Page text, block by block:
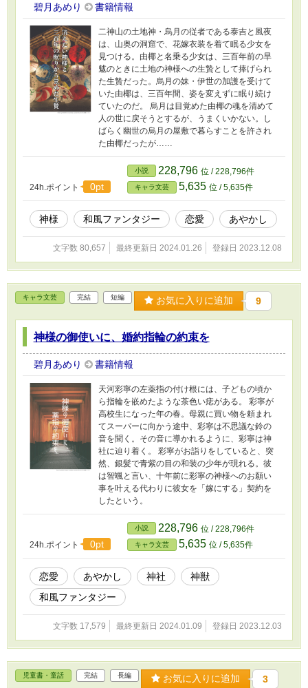
碧月あめり 書籍情報
二神山の土地神・烏月の従者である泰吉と風夜
は、山奥の洞窟で、花嫁衣装を着て眠る少女を
見つける。由椰と名乗る少女は、三百年前の旱
魃のときに土地の神様への生贄として捧げられ
た生贄だった。烏月の妹・伊世の加護を受けて
いた由椰は、三百年間、姿を変えずに眠り続け
ていたのだ。 烏月は目覚めた由椰の魂を清めて
人の世に戻そうとするが、うまくいかない。し
ばらく幽世の烏月の屋敷で暮らすことを許され
た由椰だったが……
24h.ポイント 0pt
小説 228,796 位 / 228,796件
キャラ文芸 5,635 位 / 5,635件
神様 和風ファンタジー 恋愛 あやかし
文字数 80,657 最終更新日 2024.01.26 登録日 2023.12.08
キャラ文芸 完結 短編 お気に入りに追加 9
神様の御使いに、婚約指輪の約束を
碧月あめり 書籍情報
天河彩寧の左薬指の付け根には、子どもの頃か
ら指輪を嵌めたような茶色い痣がある。 彩寧が
高校生になった年の春。母親に買い物を頼まれ
てスーパーに向かう途中、彩寧は不思議な鈴の
音を聞く。その音に導かれるように、彩寧は神
社に辿り着く。 彩寧がお詣りをしていると、突
然、銀髪で青紫の目の和装の少年が現れる。彼
は智颯と言い、十年前に彩寧の神様へのお願い
事を叶える代わりに彼女を「嫁にする」契約を
したという。
24h.ポイント 0pt
小説 228,796 位 / 228,796件
キャラ文芸 5,635 位 / 5,635件
恋愛 あやかし 神社
神獣
和風ファンタジー
文字数 17,579 最終更新日 2024.01.09 登録日 2023.12.03
児童書・童話 完結 長編 お気に入りに追加 3